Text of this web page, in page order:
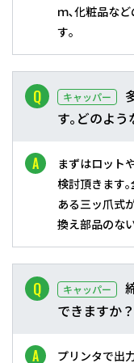
ｍ､化粧品な
す｡
キャッパー
す｡どのよう
まずはロット
検討頂きます
ある三ッ爪式
換え部品のな
キャッパー
できますか？
プリンタで出